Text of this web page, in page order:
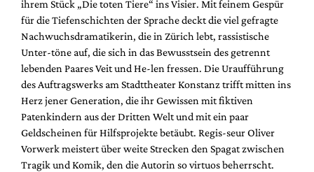
Podcast
Service
Shop / Abo
Newsletter
Redaktion
Autor:innen
Partner
ihrem Stück „Die toten Tiere“ ins Visier. Mit feinem Gespür
für die Tiefenschichten der Sprache deckt die viel gefragte
Nachwuchsdramatikerin, die in Zürich lebt, rassistische
Unter-töne auf, die sich in das Bewusstsein des getrennt
lebenden Paares Veit und He-len fressen. Die Uraufführung
des Auftragswerks am Stadttheater Konstanz trifft mitten ins
Herz jener Generation, die ihr Gewissen mit fiktiven
Patenkindern aus der Dritten Welt und mit ein paar
Geldscheinen für Hilfsprojekte betäubt. Regis-seur Oliver
Vorwerk meistert über weite Strecken den Spagat zwischen
Tragik und Komik, den die Autorin so virtuos beherrscht.